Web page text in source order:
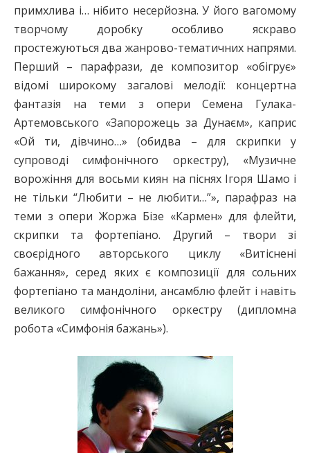
примхлива і… нібито несерйозна. У його вагомому
творчому доробку особливо яскраво
простежуються два жанрово-тематичних напрями.
Перший – парафрази, де композитор «обігрує»
відомі широкому загалові мелодії: концертна
фантазія на теми з опери Семена Гулака-
Артемовського «Запорожець за Дунаєм», каприс
«Ой ти, дівчино…» (обидва – для скрипки у
супроводі симфонічного оркестру), «Музичне
ворожіння для восьми киян на піснях Ігоря Шамо і
не тільки “Любити – не любити…”», парафраз на
теми з опери Жоржа Бізе «Кармен» для флейти,
скрипки та фортепіано. Другий – твори зі
своєрідного авторського циклу «Витіснені
бажання», серед яких є композиції для сольних
фортепіано та мандоліни, ансамблю флейт і навіть
великого симфонічного оркестру (дипломна
робота «Симфонія бажань»).